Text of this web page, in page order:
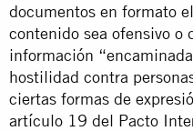
documentos en formato
contenido sea ofensivo o
información
hostilidad contra
ciertas formas de
artículo 19 del Pacto